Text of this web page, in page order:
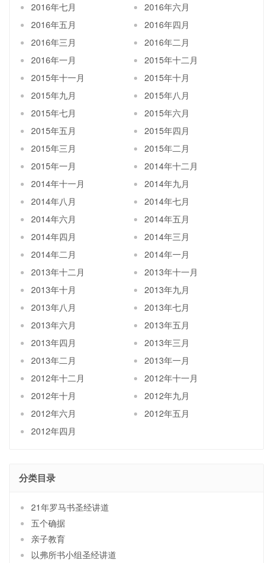
2016年七月
2016年六月
2016年五月
2016年四月
2016年三月
2016年二月
2016年一月
2015年十二月
2015年十一月
2015年十月
2015年九月
2015年八月
2015年七月
2015年六月
2015年五月
2015年四月
2015年三月
2015年二月
2015年一月
2014年十二月
2014年十一月
2014年九月
2014年八月
2014年七月
2014年六月
2014年五月
2014年四月
2014年三月
2014年二月
2014年一月
2013年十二月
2013年十一月
2013年十月
2013年九月
2013年八月
2013年七月
2013年六月
2013年五月
2013年四月
2013年三月
2013年二月
2013年一月
2012年十二月
2012年十一月
2012年十月
2012年九月
2012年六月
2012年五月
2012年四月
分类目录
21年罗马书圣经讲道
五个确据
亲子教育
以弗所书小组圣经讲道